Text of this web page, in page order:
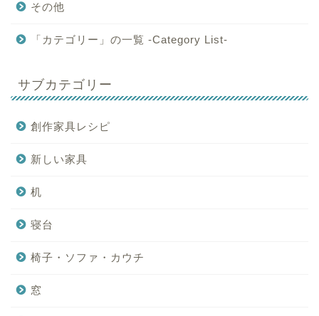
その他
「カテゴリー」の一覧 -Category List-
サブカテゴリー
創作家具レシピ
新しい家具
机
寝台
椅子・ソファ・カウチ
窓